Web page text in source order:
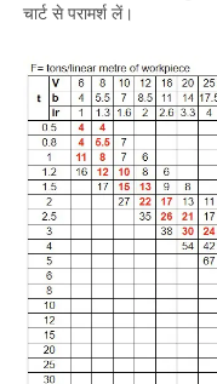
चार्ट से परामर्श लें।